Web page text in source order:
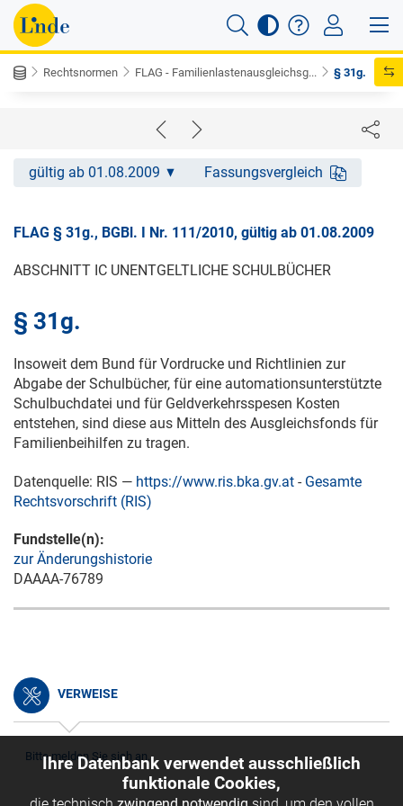
Rechtsnormen FLAG - Familienlastenausgleichsg... § 31g.
gültig ab 01.08.2009 Fassungsvergleich
FLAG § 31g., BGBl. I Nr. 111/2010, gültig ab 01.08.2009
ABSCHNITT IC UNENTGELTLICHE SCHULBÜCHER
§ 31g.
Insoweit dem Bund für Vordrucke und Richtlinien zur
Abgabe der Schulbücher, für eine automationsunterstützte
Schulbuchdatei und für Geldverkehrsspesen Kosten
entstehen, sind diese aus Mitteln des Ausgleichsfonds für
Familienbeihilfen zu tragen.
Datenquelle: RIS — https://www.ris.bka.gv.at - Gesamte
Rechtsvorschrift (RIS)
Fundstelle(n):
zur Änderungshistorie
DAAAA-76789
VERWEISE
Bitte melden Sie sich an.
Ihre Datenbank verwendet ausschließlich
funktionale Cookies,